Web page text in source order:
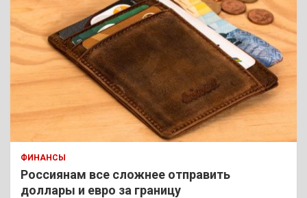
ФИНАНСЫ
Россиянам все сложнее отправить
доллары и евро за границу